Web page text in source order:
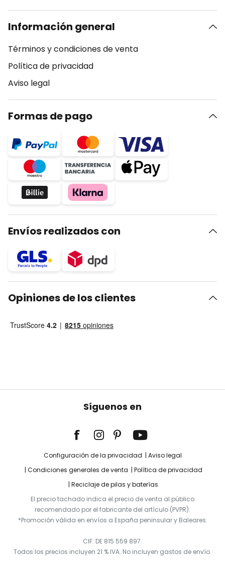
Información general
Términos y condiciones de venta
Política de privacidad
Aviso legal
Formas de pago
Envíos realizados con
Opiniones de los clientes
Síguenos en
Configuración de la privacidad
Aviso legal
Condiciones generales de venta
Política de privacidad
Reciclaje de pilas y baterías
El precio tachado indica el precio de venta al público
recomendado por el fabricante del artículo (PVPR).
*Promoción válida en envíos a España peninsular y Baleares.
CIF: DE 815 559 897.
Todos los precios incluyen 21 % IVA. No incluyen gastos de envío.